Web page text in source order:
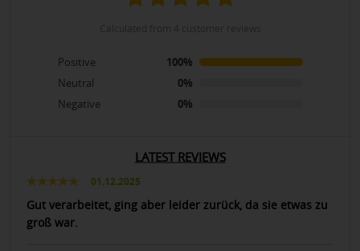
Positive
100%
Neutral
0%
Negative
0%
LATEST REVIEWS
01.12.2025
Gut verarbeitet, ging aber leider zurück, da sie etwas zu
groß war.